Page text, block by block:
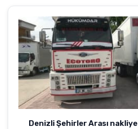
Denizli Şehirler Arası nakliye